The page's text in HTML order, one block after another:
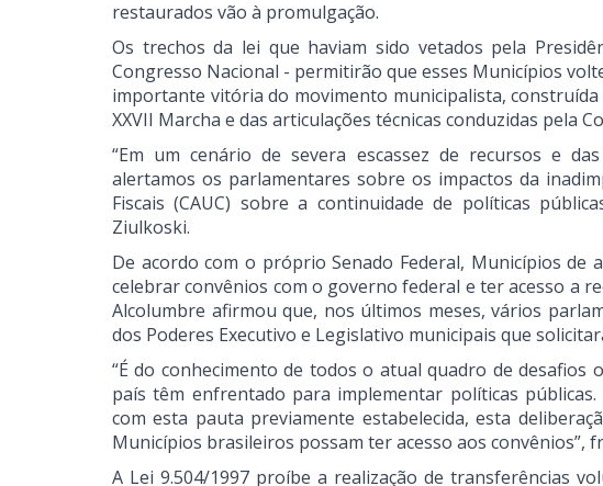
restaurados vão à promulgação.
Os trechos da lei que haviam sido vetados pela
Congresso Nacional - permitirão que esses Municípios
importante vitória do movimento municipalista,
XXVII Marcha e das articulações técnicas conduzidas pela
“Em um cenário de severa escassez de recursos e
alertamos os parlamentares sobre os impactos da
Fiscais (CAUC) sobre a continuidade de políticas
Ziulkoski.
De acordo com o próprio Senado Federal, Municípios de
celebrar convênios com o governo federal e ter acesso a
Alcolumbre afirmou que, nos últimos meses, vários
dos Poderes Executivo e Legislativo municipais que
“É do conhecimento de todos o atual quadro de
país têm enfrentado para implementar políticas
com esta pauta previamente estabelecida, esta
Municípios brasileiros possam ter acesso aos convênios”,
A Lei 9.504/1997 proíbe a realização de transferências